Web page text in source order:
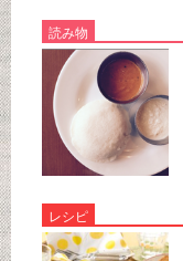
読み物
レシピ